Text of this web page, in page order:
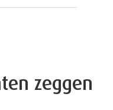
zeggen